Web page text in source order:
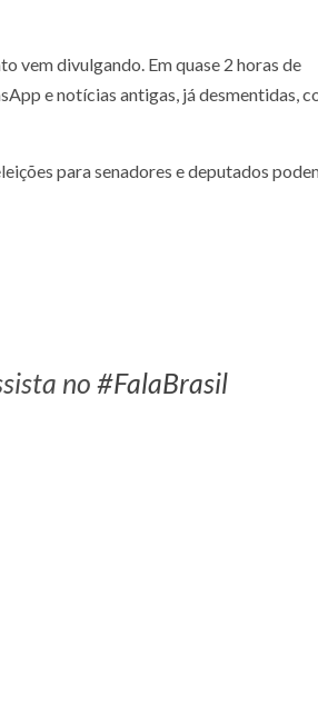
vem divulgando. Em quase 2 horas de
e notícias antigas, já desmentidas,
para senadores e deputados
no #FalaBrasil